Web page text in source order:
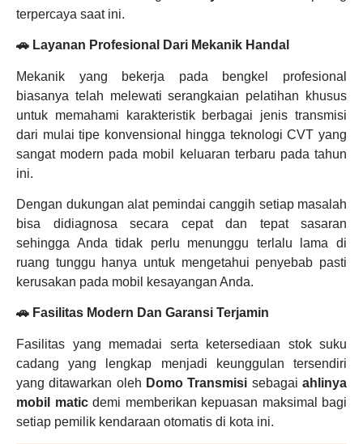
terpercaya saat ini.
🚗 Layanan Profesional Dari Mekanik Handal
Mekanik yang bekerja pada bengkel profesional
biasanya telah melewati serangkaian pelatihan khusus
untuk memahami karakteristik berbagai jenis transmisi
dari mulai tipe konvensional hingga teknologi CVT yang
sangat modern pada mobil keluaran terbaru pada tahun
ini.
Dengan dukungan alat pemindai canggih setiap masalah
bisa didiagnosa secara cepat dan tepat sasaran
sehingga Anda tidak perlu menunggu terlalu lama di
ruang tunggu hanya untuk mengetahui penyebab pasti
kerusakan pada mobil kesayangan Anda.
🚗 Fasilitas Modern Dan Garansi Terjamin
Fasilitas yang memadai serta ketersediaan stok suku
cadang yang lengkap menjadi keunggulan tersendiri
yang ditawarkan oleh Domo Transmisi sebagaiahlinya
mobil maticdemi memberikan kepuasan maksimal bagi
setiap pemilik kendaraan otomatis di kota ini.